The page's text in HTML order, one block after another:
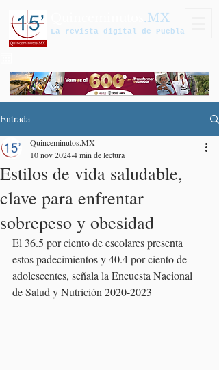
.MX
La revista digital de Puebla
Entrada
Estilos de vida saludable,
clave para enfrentar
sobrepeso y obesidad
Quinceminutos.MX
10 nov 20244 min de lectura
El 36.5 por ciento de escolares presenta
estos padecimientos y 40.4 por ciento de
adolescentes, señala la Encuesta Nacional
de Salud y Nutrición 2020-2023